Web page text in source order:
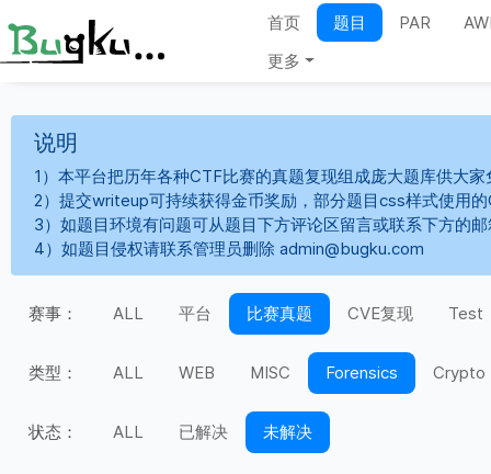
首页 题目 PAR
更多
说明
1）本平台把历年各种CTF比赛的真题复现组成庞大题库供大
2）提交writeup可持续获得金币奖励，部分题目css样式使用
3）如题目环境有问题可从题目下方评论区留言或联系下方的
4）如题目侵权请联系管理员删除 admin@bugku.com
赛事： ALL 平台 比赛真题 CVE复现 Test
类型： ALL WEB MISC Forensics Crypto
状态： ALL 已解决 未解决